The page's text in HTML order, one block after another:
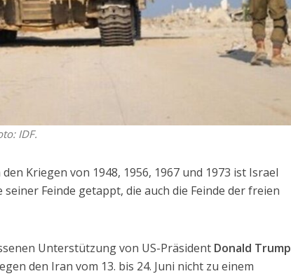
IDF.
Kriegen von 1948, 1956, 1967 und 1973 ist Israel
Feinde getappt, die auch die Feinde der freien
Unterstützung von US-Präsident Donald Trump
den Iran vom 13. bis 24. Juni nicht zu einem